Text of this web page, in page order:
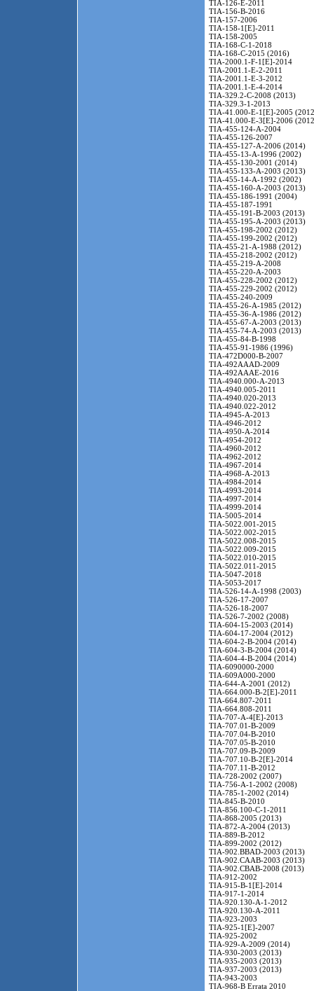
TIA-126-E-2011
TIA-156-B-2016
TIA-157-2006
TIA-158-1[E]-2011
TIA-158-2005
TIA-168-C-1-2018
TIA-168-C-2015 (2016)
TIA-2000.1-F-1[E]-2014
TIA-2001.1-E-2-2011
TIA-2001.1-E-3-2012
TIA-2001.1-E-4-2014
TIA-329.2-C-2008 (2013)
TIA-329.3-1-2013
TIA-41.000-E-1[E]-2005
TIA-41.000-E-3[E]-2006
TIA-455-124-A-2004
TIA-455-126-2007
TIA-455-127-A-2006 (2014)
TIA-455-13-A-1996 (2002)
TIA-455-130-2001 (2014)
TIA-455-133-A-2003 (2013)
TIA-455-14-A-1992 (2002)
TIA-455-160-A-2003 (2013)
TIA-455-186-1991 (2004)
TIA-455-187-1991
TIA-455-191-B-2003 (2013)
TIA-455-195-A-2003 (2013)
TIA-455-198-2002 (2012)
TIA-455-199-2002 (2012)
TIA-455-21-A-1988 (2012)
TIA-455-218-2002 (2012)
TIA-455-219-A-2008
TIA-455-220-A-2003
TIA-455-228-2002 (2012)
TIA-455-229-2002 (2012)
TIA-455-240-2009
TIA-455-26-A-1985 (2012)
TIA-455-36-A-1986 (2012)
TIA-455-67-A-2003 (2013)
TIA-455-74-A-2003 (2013)
TIA-455-84-B-1998
TIA-455-91-1986 (1996)
TIA-472D000-B-2007
TIA-492AAAD-2009
TIA-492AAAE-2016
TIA-4940.000-A-2013
TIA-4940.005-2011
TIA-4940.020-2013
TIA-4940.022-2012
TIA-4945-A-2013
TIA-4946-2012
TIA-4950-A-2014
TIA-4954-2012
TIA-4960-2012
TIA-4962-2012
TIA-4967-2014
TIA-4968-A-2013
TIA-4984-2014
TIA-4993-2014
TIA-4997-2014
TIA-4999-2014
TIA-5005-2014
TIA-5022.001-2015
TIA-5022.002-2015
TIA-5022.008-2015
TIA-5022.009-2015
TIA-5022.010-2015
TIA-5022.011-2015
TIA-5047-2018
TIA-5053-2017
TIA-526-14-A-1998 (2003)
TIA-526-17-2007
TIA-526-18-2007
TIA-526-7-2002 (2008)
TIA-604-15-2003 (2014)
TIA-604-17-2004 (2012)
TIA-604-2-B-2004 (2014)
TIA-604-3-B-2004 (2014)
TIA-604-4-B-2004 (2014)
TIA-6090000-2000
TIA-609A000-2000
TIA-644-A-2001 (2012)
TIA-664.000-B-2[E]-2011
TIA-664.807-2011
TIA-664.808-2011
TIA-707-A-4[E]-2013
TIA-707.01-B-2009
TIA-707.04-B-2010
TIA-707.05-B-2010
TIA-707.09-B-2009
TIA-707.10-B-2[E]-2014
TIA-707.11-B-2012
TIA-728-2002 (2007)
TIA-756-A-1-2002 (2008)
TIA-785-1-2002 (2014)
TIA-845-B-2010
TIA-856.100-C-1-2011
TIA-868-2005 (2013)
TIA-872-A-2004 (2013)
TIA-889-B-2012
TIA-899-2002 (2012)
TIA-902.BBAD-2003 (2013)
TIA-902.CAAB-2003 (2013)
TIA-902.CBAB-2008 (2013)
TIA-912-2002
TIA-915-B-1[E]-2014
TIA-917-1-2014
TIA-920.130-A-1-2012
TIA-920.130-A-2011
TIA-923-2003
TIA-925-1[E]-2007
TIA-925-2002
TIA-929-A-2009 (2014)
TIA-930-2003 (2013)
TIA-935-2003 (2013)
TIA-937-2003 (2013)
TIA-943-2003
TIA-968-B Errata 2010